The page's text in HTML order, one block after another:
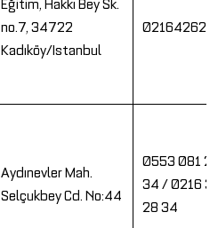
no.7, 34722
Kadıköy/Istanbul
Aydınevler Mah.
Selçukbey Cd. No:44
0553 081
34 / 0216
28 34